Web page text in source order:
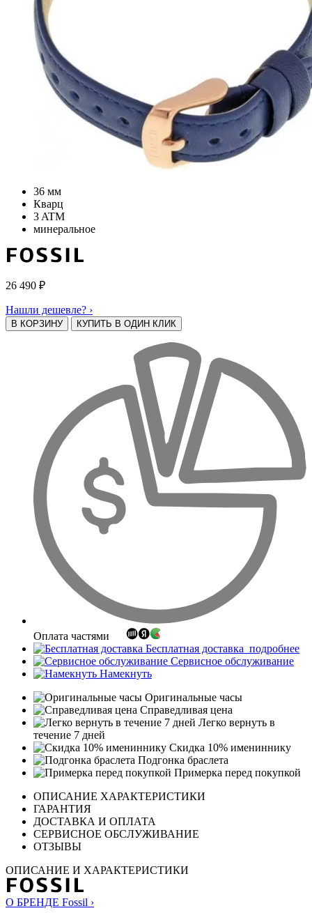
36 мм
Кварц
3 ATM
минеральное
26 490 ₽
Нашли дешевле? ›
В КОРЗИНУ КУПИТЬ В ОДИН КЛИК
Оплата частями
Бесплатная доставка подробнее
Сервисное обслуживание
Намекнуть
Оригинальные часы
Справедливая цена
Легко вернуть в
течение 7 дней
Скидка 10% имениннику
Подгонка браслета
Примерка перед покупкой
ОПИСАНИЕ ХАРАКТЕРИСТИКИ
ГАРАНТИЯ
ДОСТАВКА И ОПЛАТА
СЕРВИСНОЕ ОБСЛУЖИВАНИЕ
ОТЗЫВЫ
ОПИСАНИЕ И ХАРАКТЕРИСТИКИ
О БРЕНДЕ Fossil ›